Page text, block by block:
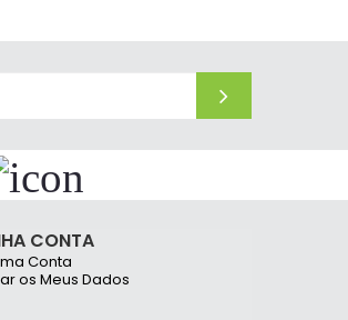
Esferográfica BIC Edição
Especial Azul 1mm Dourado
4un